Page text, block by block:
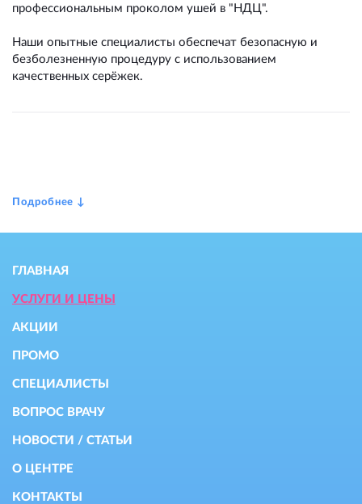
профессиональным проколом ушей в "НДЦ".
Наши опытные специалисты обеспечат безопасную и
безболезненную процедуру с использованием
качественных серёжек.
ГЛАВНАЯ
УСЛУГИ И ЦЕНЫ
АКЦИИ
ПРОМО
СПЕЦИАЛИСТЫ
ВОПРОС ВРАЧУ
НОВОСТИ / СТАТЬИ
О ЦЕНТРЕ
КОНТАКТЫ